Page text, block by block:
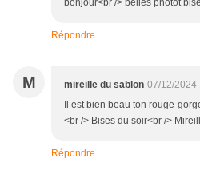
bonjour<br /> belles photot
Répondre
M mireille du sablon 07/12/2024
Il est bien beau ton rouge-
<br /> Bises du soir<br />
Répondre